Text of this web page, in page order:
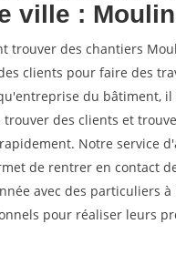
ville :
trouver des chantiers
clients pour faire des
du bâtiment,
trouver des clients et
Notre service
de rentrer en contact
avec des particuliers à
pour réaliser leurs